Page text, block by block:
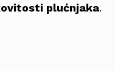
plućnjaka.